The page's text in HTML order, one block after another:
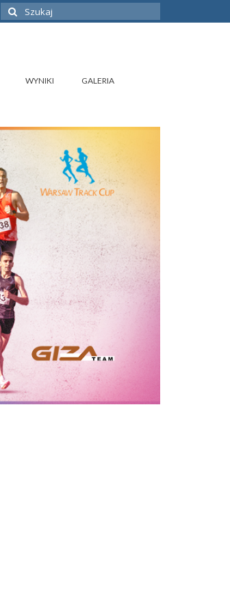
Szuklaj
w:
WYNIKI GALERIA